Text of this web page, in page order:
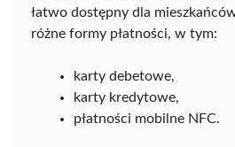
łatwo dostępny dla
różne formy płatności, w tym:
karty debetowe,
karty kredytowe,
płatności mobilne NFC.